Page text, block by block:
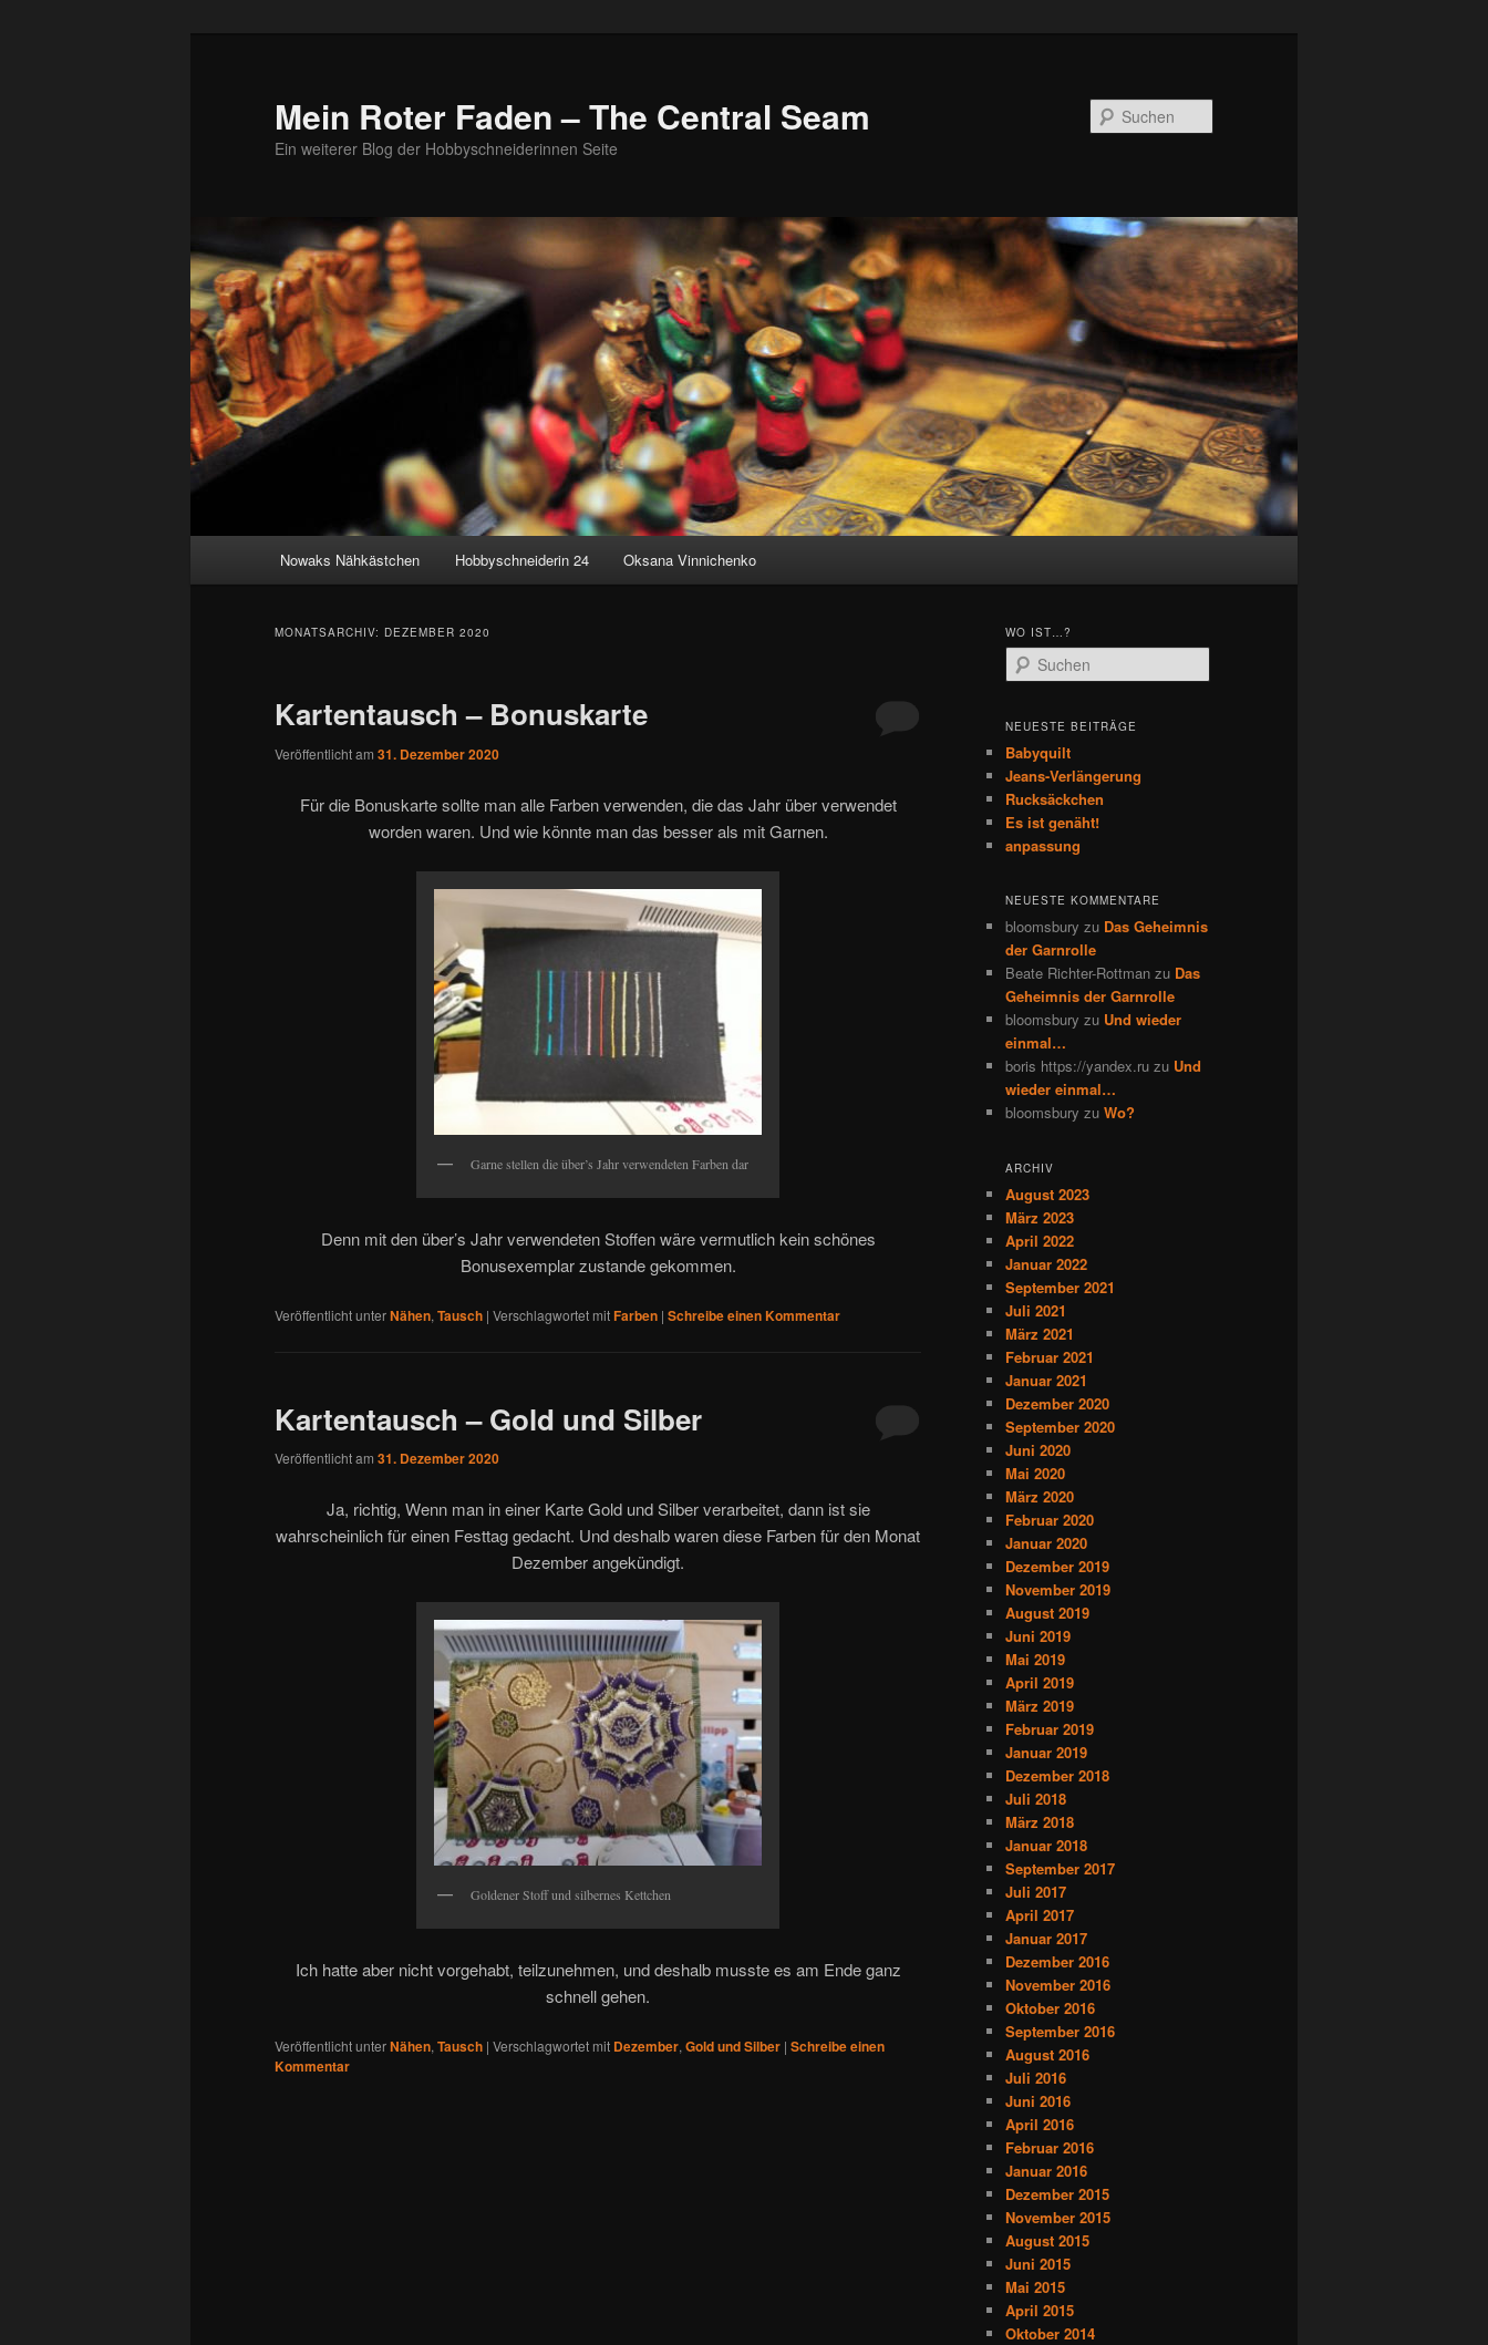
Mein Roter Faden – The Central Seam
Ein weiterer Blog der Hobbyschneiderinnen Seite
Nowaks Nähkästchen Hobbyschneiderin 24 Oksana Vinnichenko
MONATSARCHIV: DEZEMBER 2020
Kartentausch – Bonuskarte
Veröffentlicht am 31. Dezember 2020
Für die Bonuskarte sollte man alle Farben verwenden, die das Jahr über verwendet
worden waren. Und wie könnte man das besser als mit Garnen.
Garne stellen die über’s Jahr verwendeten Farben dar
Denn mit den über’s Jahr verwendeten Stoffen wäre vermutlich kein schönes
Bonusexemplar zustande gekommen.
Veröffentlicht unterNähen, Tausch | Verschlagwortet mitFarben | Schreibe einen Kommentar
Kartentausch – Gold und Silber
Veröffentlicht am 31. Dezember 2020
Ja, richtig, Wenn man in einer Karte Gold und Silber verarbeitet, dann ist sie
wahrscheinlich für einen Festtag gedacht. Und deshalb waren diese Farben für den Monat
Dezember angekündigt.
Goldener Stoff und silbernes Kettchen
Ich hatte aber nicht vorgehabt, teilzunehmen, und deshalb musste es am Ende ganz
schnell gehen.
Veröffentlicht unterNähen, Tausch | Verschlagwortet mit Dezember, Gold und Silber | Schreibe einen
Kommentar
WO IST…?
u
h
n
NEUESTE BEITRÄGE
Babyquilt
Jeans-Verlängerung
Rucksäckchen
Es ist genäht!
anpassung
NEUESTE KOMMENTARE
bloomsbury zu Das Geheimnis
der Garnrolle
Beate Richter-Rottman zu Das
Geheimnis der Garnrolle
bloomsbury zu Und wieder
einmal…
boris https://yandex.ru zu Und
wieder einmal…
bloomsbury zu Wo?
ARCHIV
August 2023
März 2023
April 2022
Januar 2022
September 2021
Juli 2021
März 2021
Februar 2021
Januar 2021
Dezember 2020
September 2020
Juni 2020
Mai 2020
März 2020
Februar 2020
Januar 2020
Dezember 2019
November 2019
August 2019
Juni 2019
Mai 2019
April 2019
März 2019
Februar 2019
Januar 2019
Dezember 2018
Juli 2018
März 2018
Januar 2018
September 2017
Juli 2017
April 2017
Januar 2017
Dezember 2016
November 2016
Oktober 2016
September 2016
August 2016
Juli 2016
Juni 2016
April 2016
Februar 2016
Januar 2016
Dezember 2015
November 2015
August 2015
Juni 2015
Mai 2015
April 2015
Oktober 2014